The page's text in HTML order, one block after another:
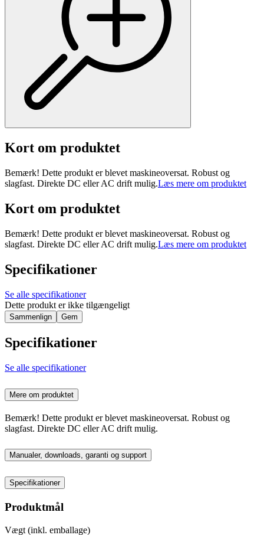
Kort om produktet
Bemærk! Dette produkt er blevet maskineoversat. Robust og
slagfast. Direkte DC eller AC drift mulig.Læs mere om produktet
Kort om produktet
Bemærk! Dette produkt er blevet maskineoversat. Robust og
slagfast. Direkte DC eller AC drift mulig.Læs mere om produktet
Specifikationer
Se alle specifikationer
Dette produkt er ikke tilgængeligt
Sammenlign Gem
Specifikationer
Se alle specifikationer
Mere om produktet
Bemærk! Dette produkt er blevet maskineoversat. Robust og
slagfast. Direkte DC eller AC drift mulig.
Manualer, downloads, garanti og support
Specifikationer
Produktmål
Vægt (inkl. emballage)